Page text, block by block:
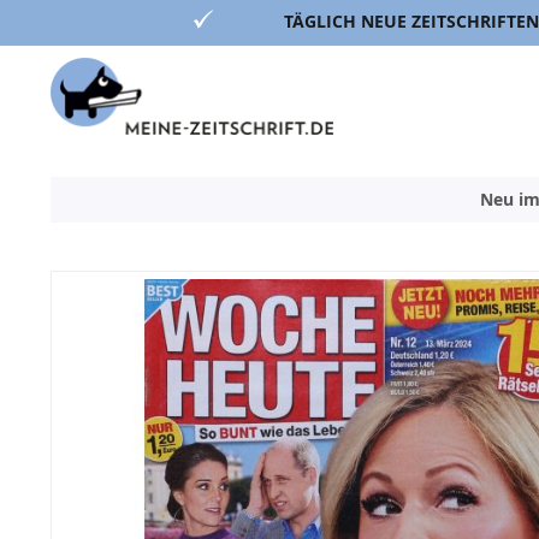
TÄGLICH NEUE ZEITSCHRIFTEN
Inhalt
Neu